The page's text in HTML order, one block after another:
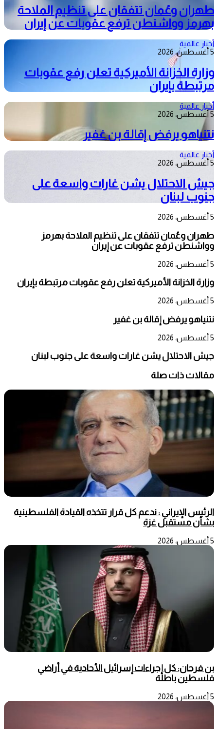
طهران وعُمان تتفقان على تنظيم الملاحة
بهرمز وواشنطن ترفع عقوبات عن إيران
أخبار عالمية
5 أغسطس، 2026
وزارة الخزانة الأميركية تعلن رفع عقوبات
مرتبطة بإيران
أخبار عالمية
5 أغسطس، 2026
نتنياهو يرفض إقالة بن غفير
أخبار عالمية
5 أغسطس، 2026
جيش الاحتلال يشن غارات واسعة على
جنوب لبنان
5 أغسطس، 2026
طهران وعُمان تتفقان على تنظيم الملاحة بهرمز
وواشنطن ترفع عقوبات عن إيران
5 أغسطس، 2026
وزارة الخزانة الأميركية تعلن رفع عقوبات مرتبطة بإيران
5 أغسطس، 2026
نتنياهو يرفض إقالة بن غفير
5 أغسطس، 2026
جيش الاحتلال يشن غارات واسعة على جنوب لبنان
مقالات ذات صلة
الرئيس الإيراني : ندعم كل قرار تتخذه القيادة الفلسطينية
بشأن مستقبل غزة
5 أغسطس، 2026
بن فرحان: كل إجراءات إسرائيل الأحادية في أراضي
فلسطين باطلة
5 أغسطس، 2026